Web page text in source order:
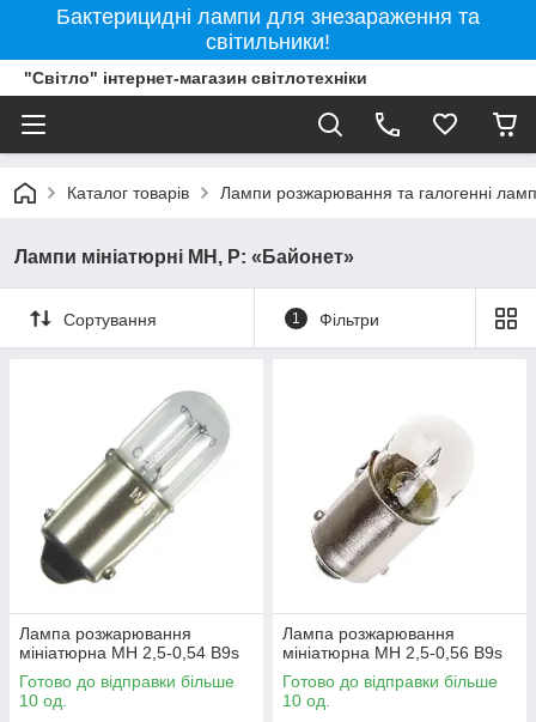
Бактерицидні лампи для знезараження та
світильники!
"Світло" інтернет-магазин світлотехніки
Каталог товарів Лампи розжарювання та галогенні
Лампи мініатюрні МН, Р: «Байонет»
Сортування 1 Фільтри
Лампа розжарювання
мініатюрна МН 2,5-0,54 B9s
Готово до відправки більше
10 од.
Лампа розжарювання
мініатюрна МН 2,5-0,56 В9s
Готово до відправки більше
10 од.